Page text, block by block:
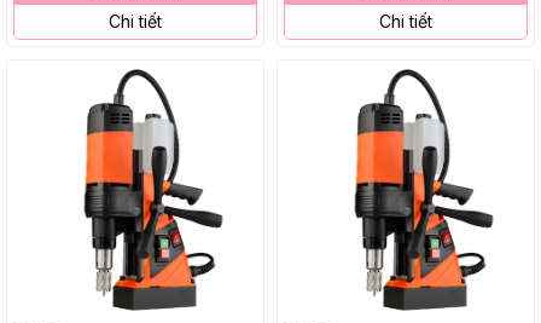
Chi tiết
Chi tiết